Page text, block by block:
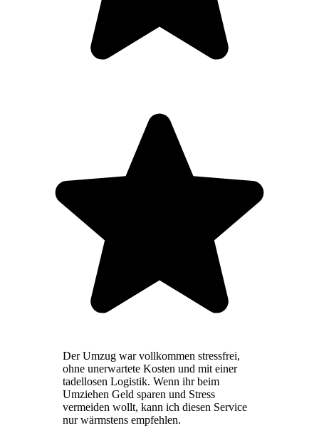
Der Umzug war vollkommen stressfrei,
ohne unerwartete Kosten und mit einer
tadellosen Logistik. Wenn ihr beim
Umziehen Geld sparen und Stress
vermeiden wollt, kann ich diesen Service
nur wärmstens empfehlen.